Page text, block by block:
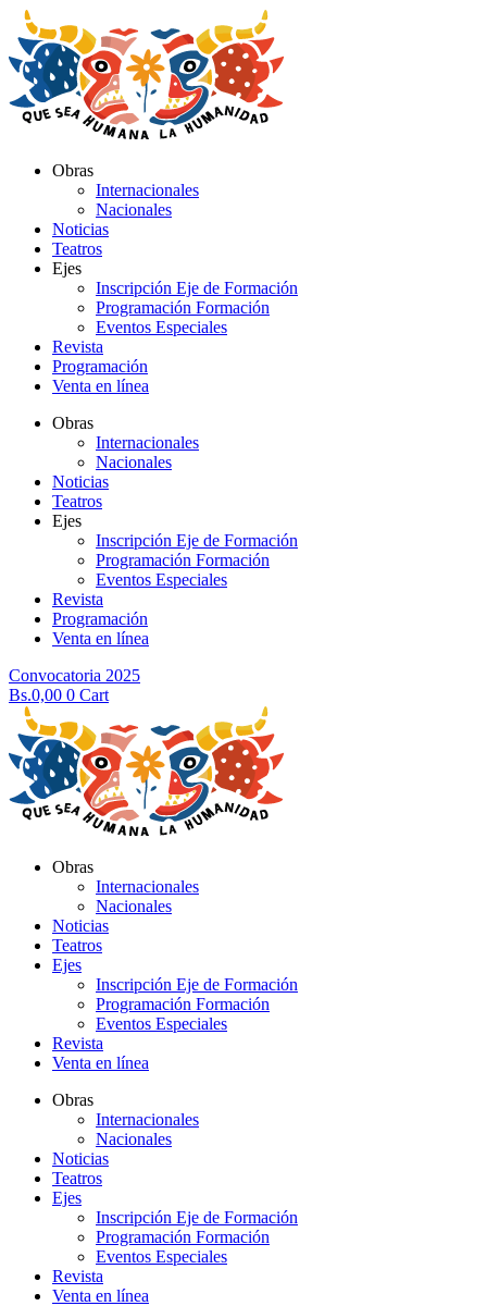
al
contenido
Obras
Internacionales
Nacionales
Noticias
Teatros
Ejes
Inscripción Eje de Formación
Programación Formación
Eventos Especiales
Revista
Programación
Venta en línea
Obras
Internacionales
Nacionales
Noticias
Teatros
Ejes
Inscripción Eje de Formación
Programación Formación
Eventos Especiales
Revista
Programación
Venta en línea
Convocatoria 2025
Bs.0,00 0 Cart
Obras
Internacionales
Nacionales
Noticias
Teatros
Ejes
Inscripción Eje de Formación
Programación Formación
Eventos Especiales
Revista
Venta en línea
Obras
Internacionales
Nacionales
Noticias
Teatros
Ejes
Inscripción Eje de Formación
Programación Formación
Eventos Especiales
Revista
Venta en línea